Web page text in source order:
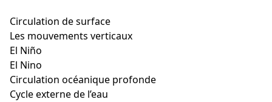
Circulation de surface
Les mouvements verticaux
El Niño
El Nino
Circulation océanique profonde
Cycle externe de l’eau